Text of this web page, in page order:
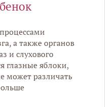
а также органов
и слухового
глазные яблоки,
может различать